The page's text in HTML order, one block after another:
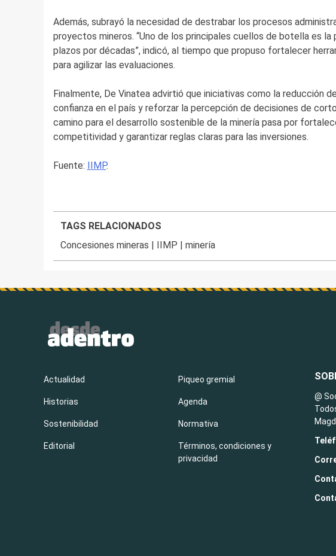
Además, subrayó la necesidad de destrabar los procesos
proyectos mineros. “Uno de los principales cuellos de botella es
plazos por décadas”, indicó, al tiempo que propuso fortalecer
para agilizar las evaluaciones.
Finalmente, De Vinatea advirtió que iniciativas como la reducción
confianza en el país y reforzar la percepción de decisiones de
camino para el desarrollo sostenible de la minería pasa por
competitividad y garantizar reglas claras para las inversiones.
Fuente: IIMP.
TAGS RELACIONADOS
Concesiones mineras
IIMP |minería
Actualidad
Historias
Sostenibilidad
Editorial
Piqueo gremial
Agenda
Normativa
Términos, condiciones y
privacidad
@